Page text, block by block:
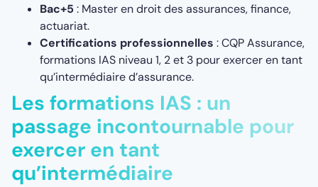
Bac+5 : Master en droit des assurances, finance,
actuariat.
Certifications professionnelles : CQP Assurance,
formations IAS niveau 1, 2 et 3 pour exercer en tant
qu’intermédiaire d’assurance.
Les formations IAS : un
passage incontournable pour
exercer en tant
qu’intermédiaire